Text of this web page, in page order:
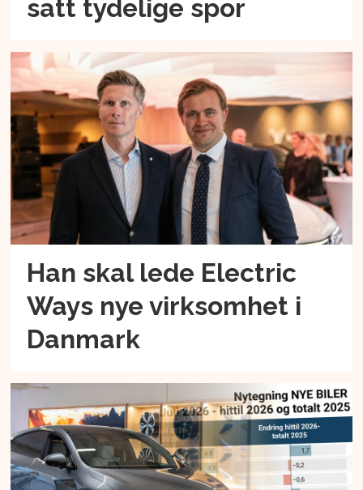
satt tydelige spor
Han skal lede Electric
Ways nye virksomhet i
Danmark